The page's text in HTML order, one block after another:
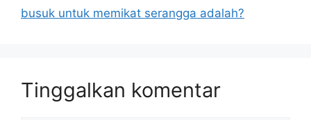
busuk untuk memikat serangga adalah?
Tinggalkan komentar